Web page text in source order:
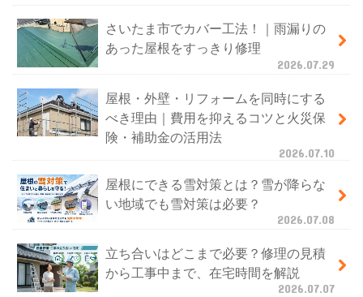
さいたま市でカバー工法！｜雨漏りの
あった屋根をすっきり修理
2026.07.29
屋根・外壁・リフォームを同時にする
べき理由｜費用を抑えるコツと火災保
険・補助金の活用法
2026.07.10
屋根にできる雪対策とは？雪が降らな
い地域でも雪対策は必要？
2026.07.08
立ち合いはどこまで必要？修理の見積
から工事中まで、在宅時間を解説
2026.07.07